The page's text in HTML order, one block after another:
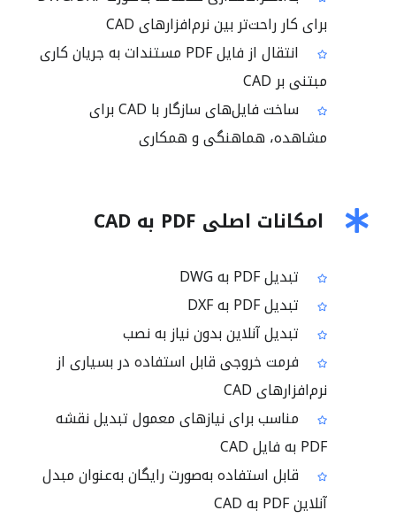
برای کار راحت‌تر بین نرم‌افزارهای CAD
انتقال از فایل PDF مستندات به جریان کاری
مبتنی بر CAD
ساخت فایل‌های سازگار با CAD برای
مشاهده، هماهنگی و همکاری
امکانات اصلی PDF به CAD
تبدیل PDF به DWG
تبدیل PDF به DXF
تبدیل آنلاین بدون نیاز به نصب
فرمت خروجی قابل استفاده در بسیاری از
نرم‌افزارهای CAD
مناسب برای نیازهای معمول تبدیل نقشه
PDF به فایل CAD
قابل استفاده به‌صورت رایگان به‌عنوان مبدل
آنلاین PDF به CAD